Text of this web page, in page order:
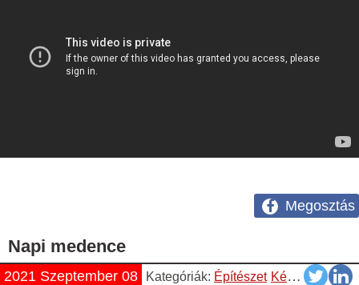
Megosztás
Napi medence
2021 Szeptember 08 Kategóriák: Építészet Képek Kreatív